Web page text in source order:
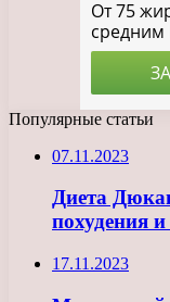
Популярные статьи
07.11.2023
Диета
похудения
17.11.2023